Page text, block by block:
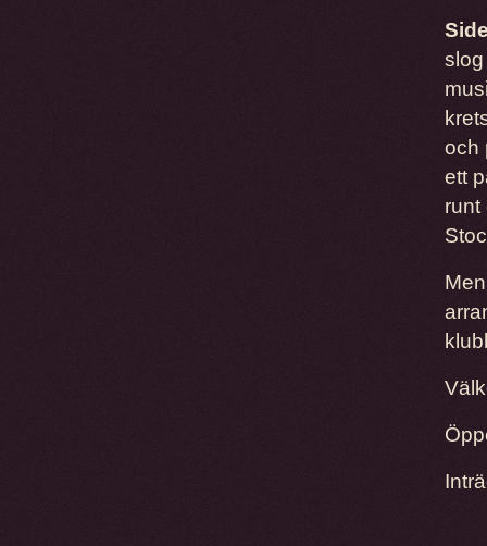
och
ett
runt